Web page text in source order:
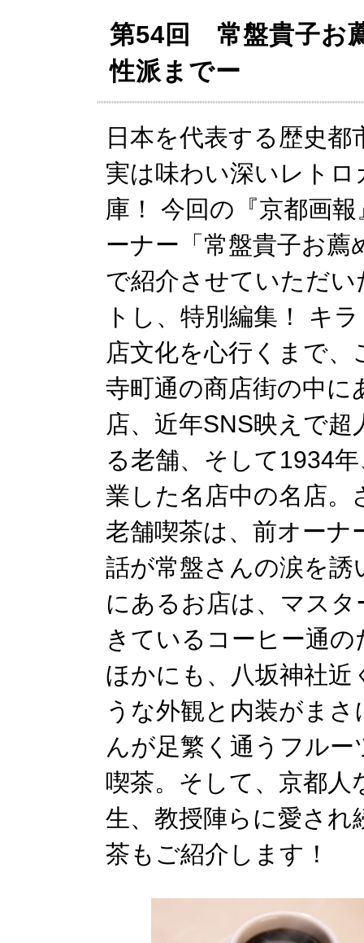
第54回 常盤貴子お
性派までー
日本を代表する歴史都
実は味わい深いレトロ
庫！ 今回の『京都画
ーナー「常盤貴子お薦
で紹介させていただ
トし、特別編集！ キ
店文化を心行くまで
寺町通の商店街の中に
店、近年SNS映えで
る老舗、そして1934
業した名店中の名店
老舗喫茶は、前オーナ
話が常盤さんの涙を誘
にあるお店は、マス
きているコーヒー通
ほかにも、八坂神社
うな外観と内装がま
んが足繁く通うフル
喫茶。そして、京都人
生、教授陣らに愛さ
茶もご紹介します！